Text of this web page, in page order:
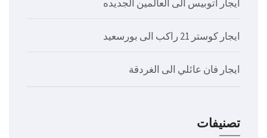
ايجار اتوبيس الى العالمين الجديده
ايجار كوستر 21 راكب الى بورسعيد
ايجار فان عائلي الى الغردقة
تصنيفات